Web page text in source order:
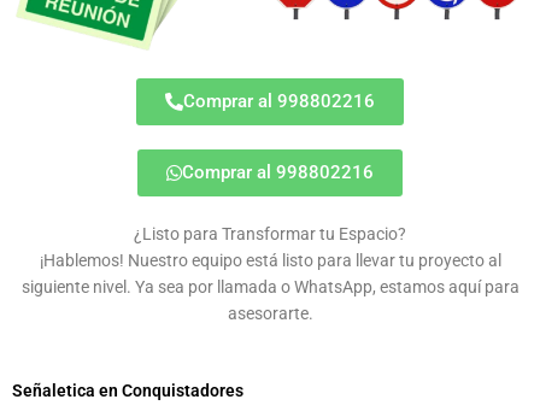
Comprar al 998802216
Comprar al 998802216
¿Listo para Transformar tu Espacio?
¡Hablemos! Nuestro equipo está listo para llevar tu proyecto al
siguiente nivel. Ya sea por llamada o WhatsApp, estamos aquí para
asesorarte.
Señaletica en Conquistadores